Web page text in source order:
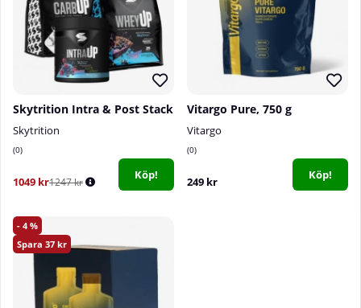
Skytrition Intra & Post Stack
Skytrition
0
1049 kr1247 kr
Köp!
Vitargo Pure, 750 g
Vitargo
0
249 kr Köp!
4
37